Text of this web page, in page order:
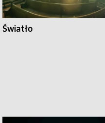
Światło